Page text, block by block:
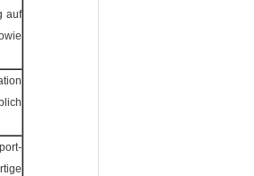
auf